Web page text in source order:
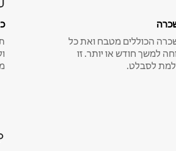
הכוללים מטבח ואת כל
למשך חודש או יותר. זו
לסבלט.